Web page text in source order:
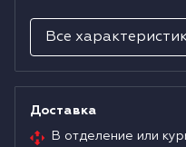
Все
Доставка
В отделение или